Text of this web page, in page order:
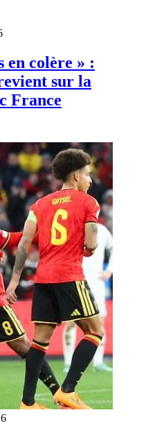
en colère » :
sur la
France